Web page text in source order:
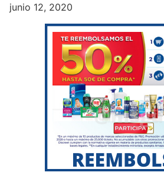
junio 12, 2020